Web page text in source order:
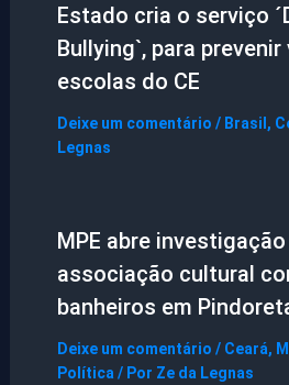
Estado cria o serviço
Bullying`, para
escolas do CE
Deixe um comentário / Brasil ,
Legnas
MPE abre
associação cultural
banheiros em
Deixe um comentário / Ceará,
Política / Por Ze da Legnas